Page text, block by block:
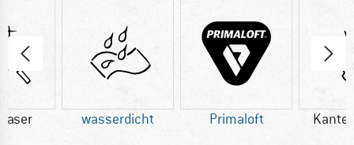
wasserdicht Primaloft